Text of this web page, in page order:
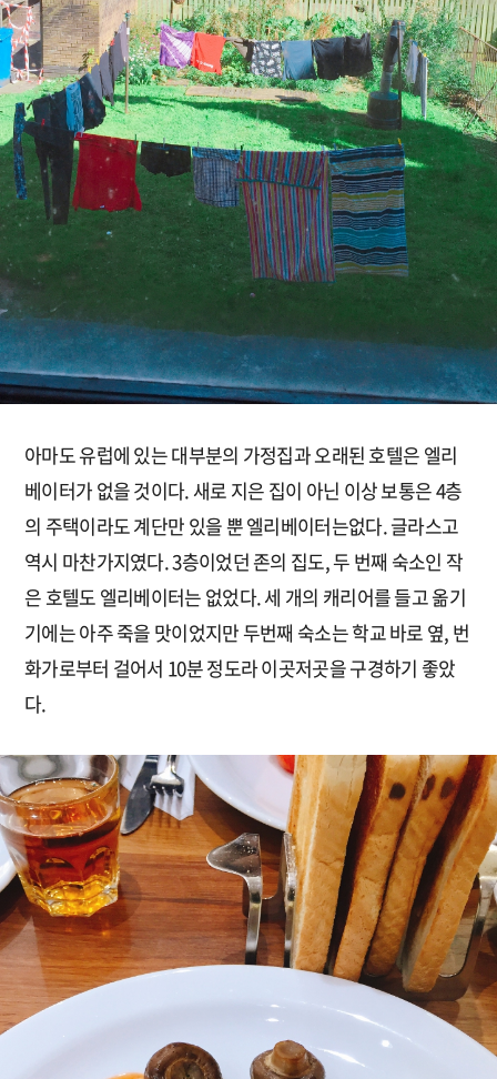
아마도 유럽에 있는 대부분의 가정집과 오래된 호텔은 엘리
베이터가 없을 것이다. 새로 지은 집이 아닌 이상 보통은 4층
의 주택이라도 계단만 있을 뿐 엘리베이터는없다. 글라스고
역시 마찬가지였다. 3층이었던 존의 집도, 두 번째 숙소인 작
은 호텔도 엘리베이터는 없었다. 세 개의 캐리어를 들고 옮기
기에는 아주 죽을 맛이었지만 두번째 숙소는 학교 바로 옆, 번
화가로부터 걸어서 10분 정도라 이곳저곳을 구경하기 좋았
다.